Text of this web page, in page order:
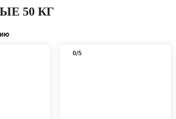
50 КГ
0/5